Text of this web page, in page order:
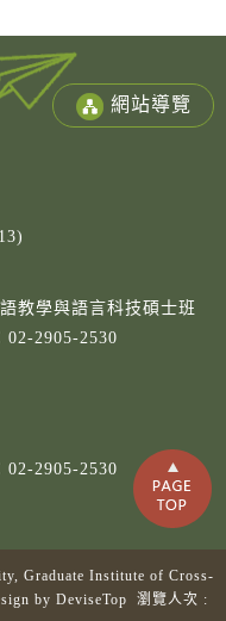
網站導覽
教學與語言科技碩士班
02-2905-2530
02-2905-2530
Graduate Institute of Cross-
by DeviseTop 瀏覽人次 :